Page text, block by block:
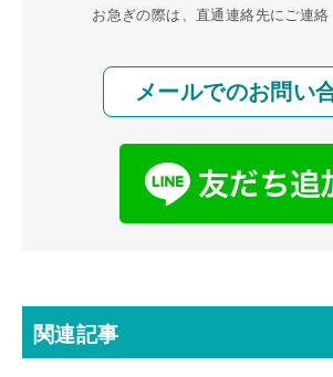
お急ぎの際は、直通連絡先にご連絡
メールでのお問い
関連記事